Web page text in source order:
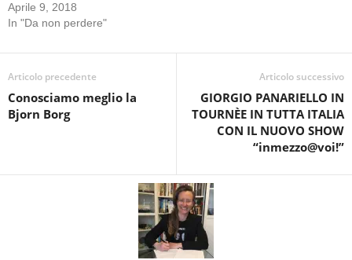
Aprile 9, 2018
In "Da non perdere"
Articolo precedente
Conosciamo meglio la
Bjorn Borg
Articolo successivo
GIORGIO PANARIELLO IN
TOURNÈE IN TUTTA ITALIA
CON IL NUOVO SHOW
“inmezzo@voi!”